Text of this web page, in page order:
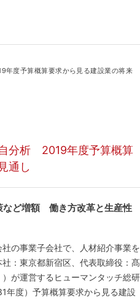
度予算概算要求から見る建設業の将来
分析 2019年度予算概算
通し
など増額 働き方改革と生産性
の事業子会社で、人材紹介事業を
：東京都新宿区、代表取締役：髙
が運営するヒューマンタッチ総研
年度）予算概算要求から見る建設